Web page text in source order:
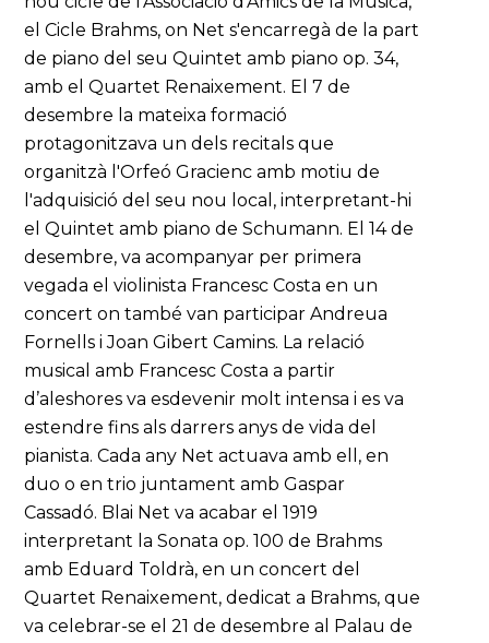
el Cicle Brahms, on Net s'encarregà de la part
de piano del seu Quintet amb piano op. 34,
amb el Quartet Renaixement. El 7 de
desembre la mateixa formació
protagonitzava un dels recitals que
organitzà l'Orfeó Gracienc amb motiu de
l'adquisició del seu nou local, interpretant-hi
el Quintet amb piano de Schumann. El 14 de
desembre, va acompanyar per primera
vegada el violinista Francesc Costa en un
concert on també van participar Andreua
Fornells i Joan Gibert Camins. La relació
musical amb Francesc Costa a partir
d’aleshores va esdevenir molt intensa i es va
estendre fins als darrers anys de vida del
pianista. Cada any Net actuava amb ell, en
duo o en trio juntament amb Gaspar
Cassadó. Blai Net va acabar el 1919
interpretant la Sonata op. 100 de Brahms
amb Eduard Toldrà, en un concert del
Quartet Renaixement, dedicat a Brahms, que
va celebrar-se el 21 de desembre al Palau de